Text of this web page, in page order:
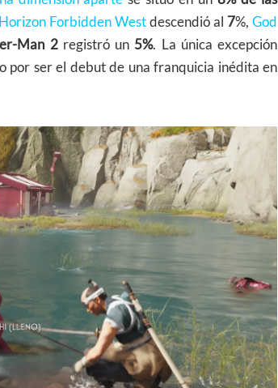
Horizon Forbidden West descendió al 7%, God
Man 2registró un 5%. La única excepción
por ser el debut de una franquicia inédita en